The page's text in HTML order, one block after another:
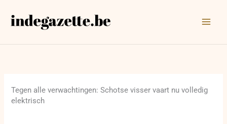
naar
Tegen alle verwachtingen: Schotse visser vaart nu volledig
elektrisch